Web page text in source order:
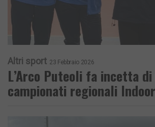
Altri sport 23 Febbraio 2026
L’Arco Puteoli fa incetta
campionati regionali Indoor